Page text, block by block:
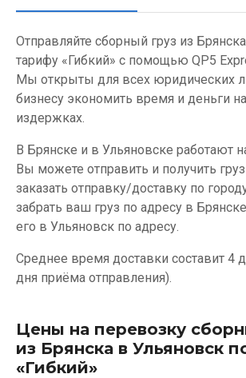
Отправляйте сборный груз из
тарифу «Гибкий» с помощью QP5
Мы открыты для всех юридических
бизнесу экономить время и деньги
издержках.
В Брянске и в Ульяновске работают
Вы можете отправить и получить
заказать отправку/доставку по
забрать ваш груз по адресу в
его в Ульяновск по адресу.
Среднее время доставки составит 4
дня приёма отправления).
Цены на перевозку
из Брянска в Ульяновск
«Гибкий»